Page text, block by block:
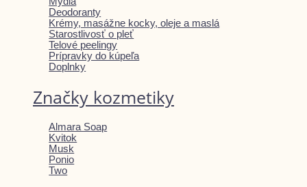
Deodoranty
Krémy, masážne kocky, oleje a maslá
Starostlivosť o pleť
Telové peelingy
Prípravky do kúpeľa
Doplnky
Značky kozmetiky
Almara Soap
Kvitok
Musk
Ponio
Two